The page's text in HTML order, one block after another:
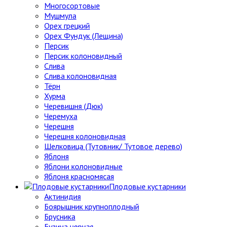
Многосортовые
Мушмула
Орех грецкий
Орех Фундук (Лещина)
Персик
Персик колоновидный
Слива
Слива колоновидная
Тёрн
Хурма
Черевишня (Дюк)
Черемуха
Черешня
Черешня колоновидная
Шелковица (Тутовник/ Тутовое дерево)
Яблоня
Яблони колоновидные
Яблоня красномясая
Плодовые кустарники
Актинидия
Боярышник крупноплодный
Брусника